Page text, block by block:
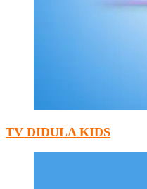
TV DIDULA KIDS